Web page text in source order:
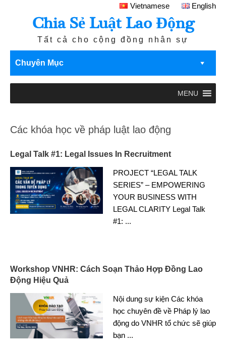
Vietnamese English
Chia Sẻ Luật Lao Động
Tất cả cho cộng đồng nhân sự
Chuyên Mục
MENU
Các khóa học về pháp luật lao động
Legal Talk #1: Legal Issues In Recruitment
PROJECT “LEGAL TALK
SERIES” – EMPOWERING
YOUR BUSINESS WITH
LEGAL CLARITY Legal Talk
#1: ...
Workshop VNHR: Cách Soạn Thảo Hợp Đồng Lao
Động Hiệu Quả
Nội dung sự kiện Các khóa
học chuyên đề về Pháp lý lao
động do VNHR tổ chức sẽ giúp
bạn ...